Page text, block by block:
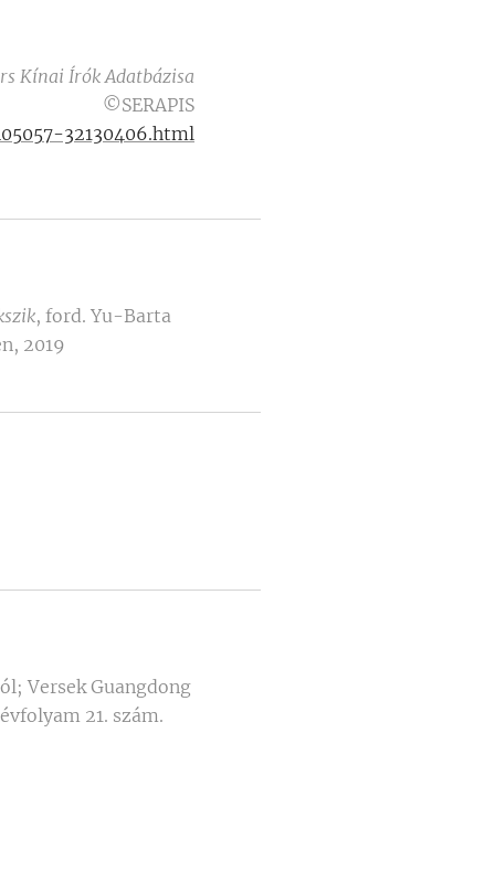
Kínai Írók Adatbázisa
©SERAPIS
32130406.html
, ford. Yu-Barta
2019
Versek Guangdong
21. szám.